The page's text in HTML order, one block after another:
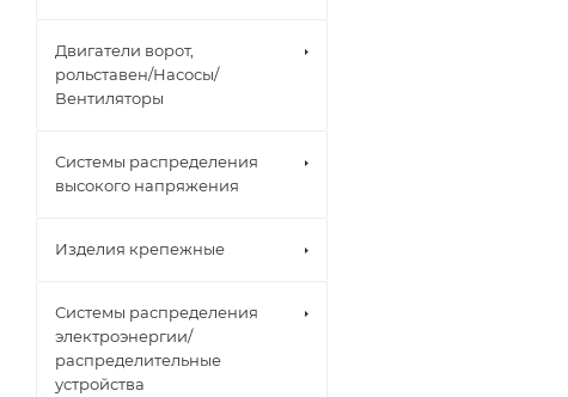
Двигатели ворот,
рольставен/Насосы/
Вентиляторы
Системы распределения
высокого напряжения
Изделия крепежные
Системы распределения
электроэнергии/
распределительные
устройства